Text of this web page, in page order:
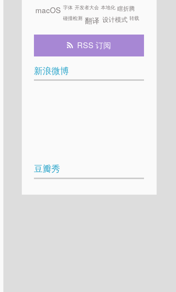
macOS 字体 开发者大会 本地化 瞎折腾
碰撞检测 翻译 设计模式 转载
RSS 订阅
新浪微博
豆瓣秀